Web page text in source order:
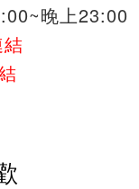
晚上23:00